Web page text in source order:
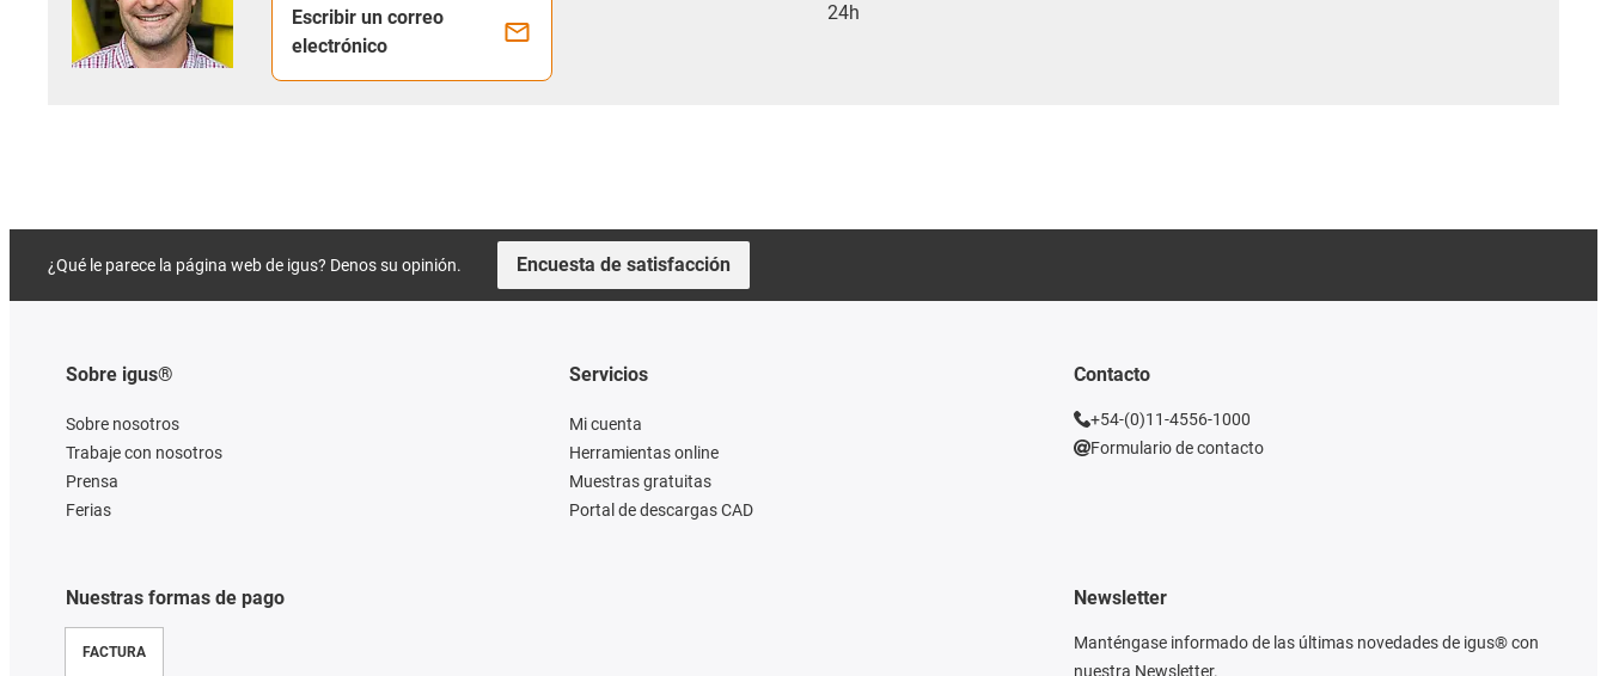
Escribir un correo
electrónico
24h
¿Qué le parece la página web de igus? Denos su opinión. Encuesta de satisfacción
Sobre igus®
Sobre nosotros
Trabaje con nosotros
Prensa
Ferias
Nuestras formas de pago
FACTURA
Servicios
Mi cuenta
Herramientas online
Muestras gratuitas
Portal de descargas CAD
Contacto
+54-(0)11-4556-1000
Formulario de contacto
Newsletter
Manténgase informado de las últimas novedades de igus® con
nuestra Newsletter.